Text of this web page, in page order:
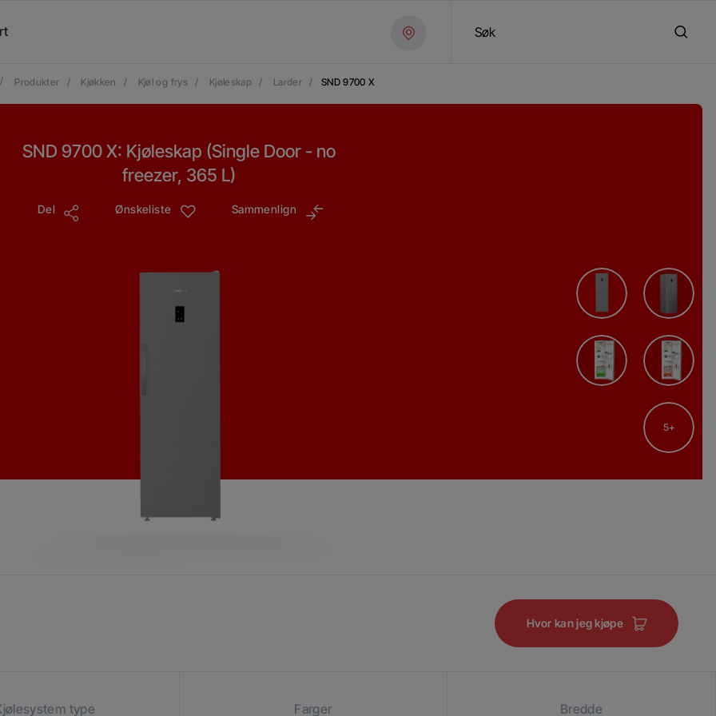
Søk
/ Produkter / Kjøkken / Kjøl og frys / Kjøleskap / Larder / SND 9700 X
SND 9700 X: Kjøleskap (Single Door - no
freezer, 365 L)
Del Ønskeliste Sammenlign
5
Hvor kan jeg kjøpe
type Farger Bredde